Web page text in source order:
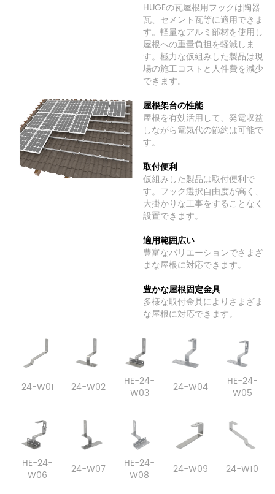
HUGEの瓦屋根用フックは陶器
瓦、セメント瓦等に適用できま
す。軽量なアルミ部材を使用し
屋根への重量負担を軽減しま
す。極力な仮組みした製品は現
場の施工コストと人件費を減少
できます。
屋根架台の性能
屋根を有効活用して、発電収益
しながら電気代の節約は可能で
す。
取付便利
仮組みした製品は取付便利で
す。フック選択自由度が高く、
大掛かりな工事をすることなく
設置できます。
適用範囲広い
豊富なバリエーションでさまざ
まな屋根に対応できます。
豊かな屋根固定金具
多様な取付金具によりさまざま
な屋根に対応できます。
24-W01 24-W02
HE-24-
W03
24-W04
HE-24-
W05
HE-24-
W06
24-W07
HE-24-
W08
24-W09 24-W10